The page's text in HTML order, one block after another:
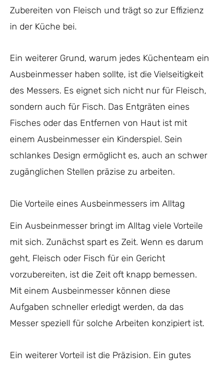
Zubereiten von Fleisch und trägt so zur Effizienz
in der Küche bei.
Ein weiterer Grund, warum jedes Küchenteam ein
Ausbeinmesser haben sollte, ist die Vielseitigkeit
des Messers. Es eignet sich nicht nur für Fleisch,
sondern auch für Fisch. Das Entgräten eines
Fisches oder das Entfernen von Haut ist mit
einem Ausbeinmesser ein Kinderspiel. Sein
schlankes Design ermöglicht es, auch an schwer
zugänglichen Stellen präzise zu arbeiten.
Die Vorteile eines Ausbeinmessers im Alltag
Ein Ausbeinmesser bringt im Alltag viele Vorteile
mit sich. Zunächst spart es Zeit. Wenn es darum
geht, Fleisch oder Fisch für ein Gericht
vorzubereiten, ist die Zeit oft knapp bemessen.
Mit einem Ausbeinmesser können diese
Aufgaben schneller erledigt werden, da das
Messer speziell für solche Arbeiten konzipiert ist.
Ein weiterer Vorteil ist die Präzision. Ein gutes